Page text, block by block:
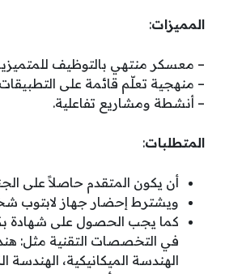
المميزات:
– معسكر منتهي بالتوظيف
– منهجية تعلّم قائمة على التطبيقات
– أنشطة ومشاريع تفاعلية.
المتطلبات:
أن يكون المتقدم حاصلاً على
ويشترط إحضار جهاز لابتوب
كما يجب الحصول على شهادة
في التخصصات التقنية مثل:
الهندسة الميكانيكية، الهندسة